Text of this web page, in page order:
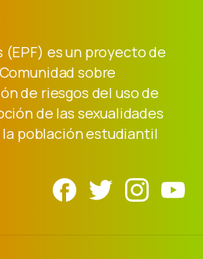
(EPF) es un proyecto de
sobre
de riesgos del uso de
de las sexualidades
población estudiantil